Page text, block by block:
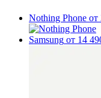
Nothing Phone от
Samsung от 14